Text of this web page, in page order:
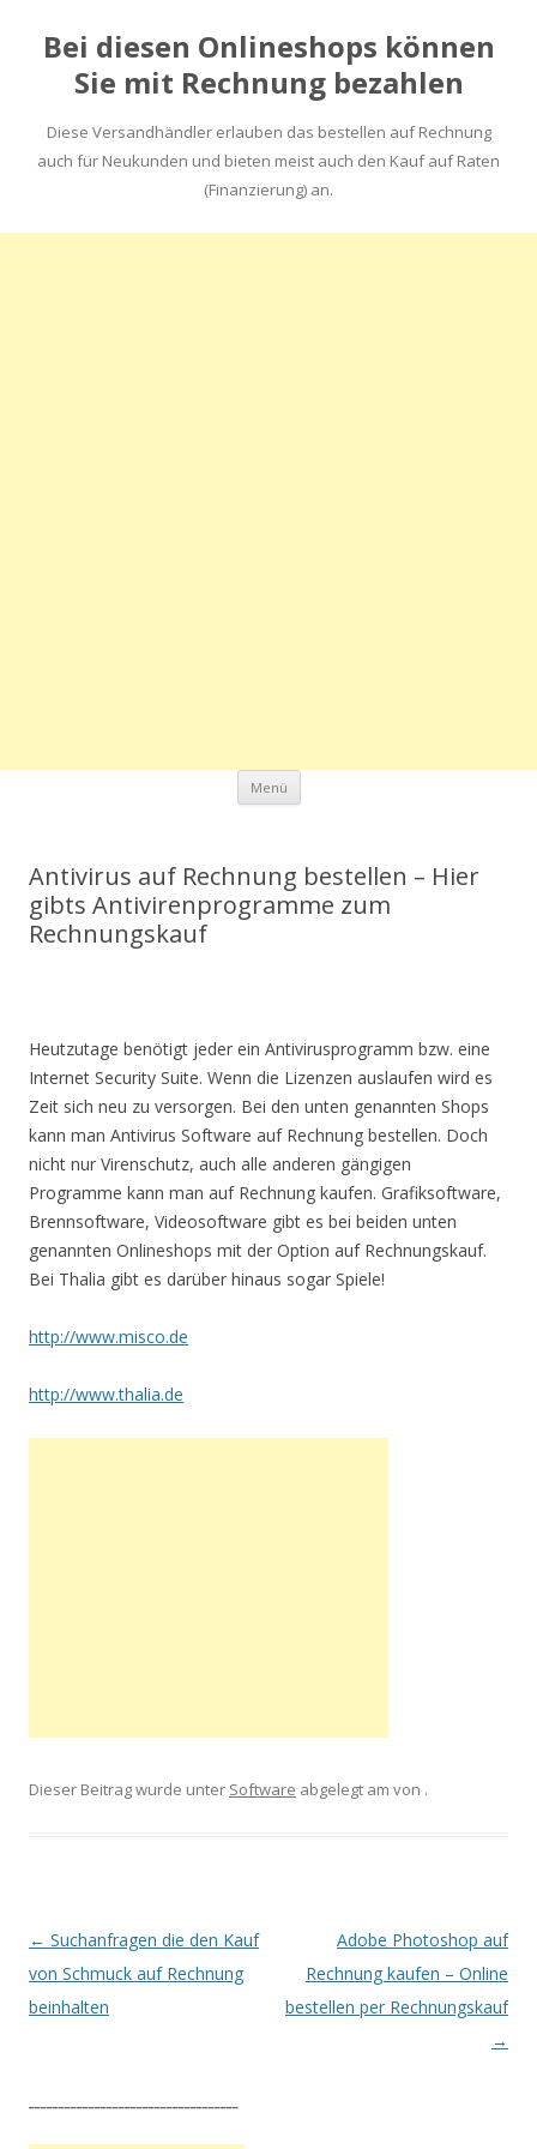
Bei diesen Onlineshops können
Sie mit Rechnung bezahlen
Diese Versandhändler erlauben das bestellen auf Rechnung
auch für Neukunden und bieten meist auch den Kauf auf Raten
(Finanzierung) an.
Menü Zum Inhalt springen
Antivirus auf Rechnung bestellen – Hier
gibts Antivirenprogramme zum
Rechnungskauf
Heutzutage benötigt jeder ein Antivirusprogramm bzw. eine
Internet Security Suite. Wenn die Lizenzen auslaufen wird es
Zeit sich neu zu versorgen. Bei den unten genannten Shops
kann man Antivirus Software auf Rechnung bestellen. Doch
nicht nur Virenschutz, auch alle anderen gängigen
Programme kann man auf Rechnung kaufen. Grafiksoftware,
Brennsoftware, Videosoftware gibt es bei beiden unten
genannten Onlineshops mit der Option auf Rechnungskauf.
Bei Thalia gibt es darüber hinaus sogar Spiele!
http://www.misco.de
http://www.thalia.de
Dieser Beitrag wurde unter Software abgelegt am von .
Artikel-Navigation
← Suchanfragen die den Kauf
von Schmuck auf Rechnung
beinhalten
Adobe Photoshop auf
Rechnung kaufen – Online
bestellen per Rechnungskauf
→